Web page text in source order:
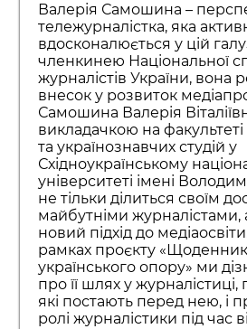
Валерія Самошина –
тележурналістка, яка
вдосконалюється у цій
членкинею Національної
журналістів України, вона
внесок у розвиток
Самошина Валерія
викладачкою на
та українознавчих студій у
Східноукраїнському
університеті імені
не тільки ділиться своїм
майбутніми
новий підхід до
рамках проєкту «Щоденник
українського опору» ми
про її шлях у
які постають перед нею, і
ролі журналістики під час